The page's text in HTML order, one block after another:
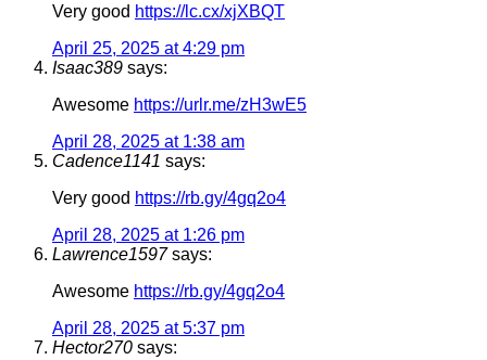
Very good https://lc.cx/xjXBQT
April 25, 2025 at 4:29 pm
Isaac389 says:
Awesome https://urlr.me/zH3wE5
April 28, 2025 at 1:38 am
Cadence1141 says:
Very good https://rb.gy/4gq2o4
April 28, 2025 at 1:26 pm
Lawrence1597 says:
Awesome https://rb.gy/4gq2o4
April 28, 2025 at 5:37 pm
Hector270 says: